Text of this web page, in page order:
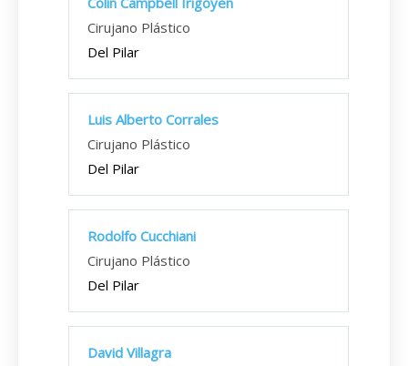
Cirujano Plástico
Del Pilar
Luis Alberto Corrales
Cirujano Plástico
Del Pilar
Rodolfo Cucchiani
Cirujano Plástico
Del Pilar
David Villagra